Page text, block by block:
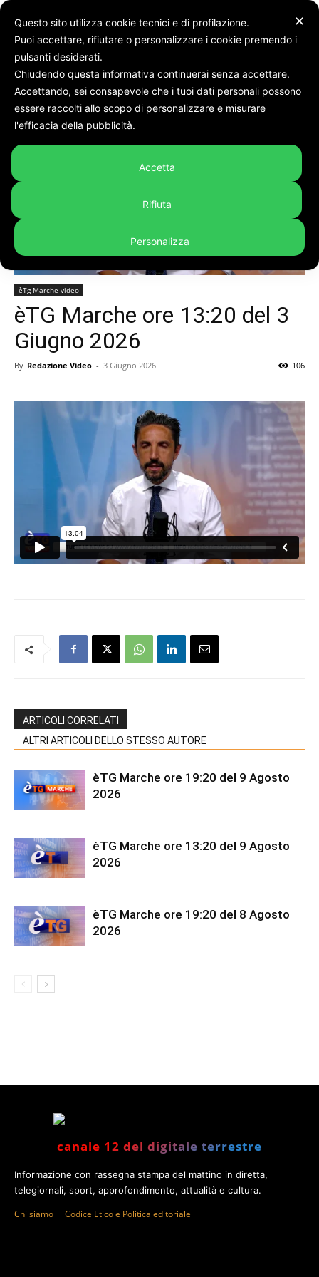
èTg Marche video
èTg Marche video
èTG Marche ore 13:20 del 3
Giugno 2026
By Redazione Video - 3 Giugno 2026 106
ARTICOLI CORRELATI
ALTRI ARTICOLI DELLO STESSO AUTORE
èTG Marche ore 19:20 del 9 Agosto
2026
èTG Marche ore 13:20 del 9 Agosto
2026
èTG Marche ore 19:20 del 8 Agosto
2026
canale 12 del digitale terrestre
Informazione con rassegna stampa del mattino in diretta,
telegiornali, sport, approfondimento, attualità e cultura.
Chi siamo Codice Etico e Politica editoriale
✕
Questo sito utilizza cookie tecnici e di profilazione.
Puoi accettare, rifiutare o personalizzare i cookie premendo i
pulsanti desiderati.
Chiudendo questa informativa continuerai senza accettare.
Accettando, sei consapevole che i tuoi dati personali possono
essere raccolti allo scopo di personalizzare e misurare
l'efficacia della pubblicità.
Accetta
Rifiuta
Personalizza